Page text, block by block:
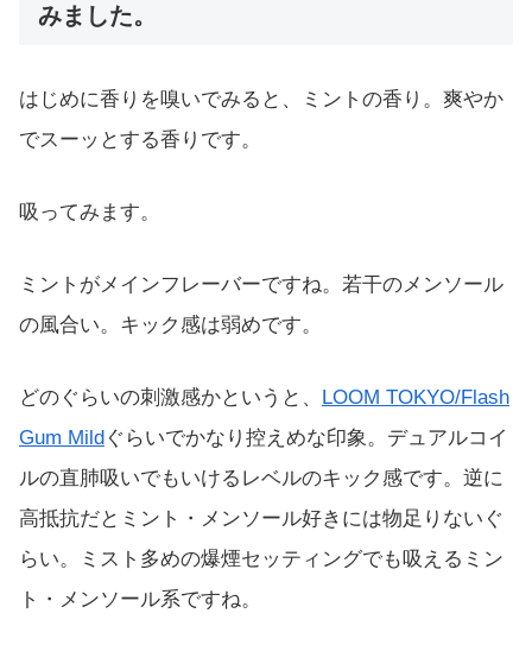
みました。
はじめに香りを嗅いでみると、ミントの香り。爽やか
でスーッとする香りです。
吸ってみます。
ミントがメインフレーバーですね。若干のメンソール
の風合い。キック感は弱めです。
どのぐらいの刺激感かというと、 LOOM TOKYO/Flash
Gum Mild ぐらいでかなり控えめな印象。デュアルコイ
ルの直肺吸いでもいけるレベルのキック感です。逆に
高抵抗だとミント・メンソール好きには物足りないぐ
らい。ミスト多めの爆煙セッティングでも吸えるミン
ト・メンソール系ですね。